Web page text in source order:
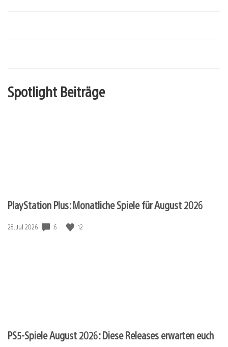
Spotlight Beiträge
PlayStation Plus: Monatliche Spiele für August 2026
Veröffentlichungsdatum:
28. Jul 2026 6 12
PS5-Spiele August 2026: Diese Releases erwarten euch